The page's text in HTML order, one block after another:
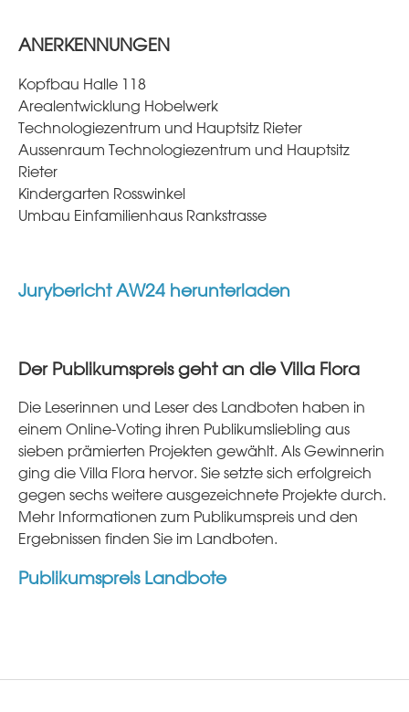
ANERKENNUNGEN
Kopfbau Halle 118
Arealentwicklung Hobelwerk
Technologiezentrum und Hauptsitz Rieter
Aussenraum Technologiezentrum und Hauptsitz
Rieter
Kindergarten Rosswinkel
Umbau Einfamilienhaus Rankstrasse
Jurybericht AW24 herunterladen
Der Publikumspreis geht an die Villa Flora
Die Leserinnen und Leser des Landboten haben in
einem Online-Voting ihren Publikumsliebling aus
sieben prämierten Projekten gewählt. Als Gewinnerin
ging die Villa Flora hervor. Sie setzte sich erfolgreich
gegen sechs weitere ausgezeichnete Projekte durch.
Mehr Informationen zum Publikumspreis und den
Ergebnissen finden Sie im Landboten.
Publikumspreis Landbote